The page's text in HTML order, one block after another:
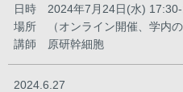
日時 2024年7月24日(水)
場所 （オンライン開催、学内の
講師 原研幹細胞
2024.6.27